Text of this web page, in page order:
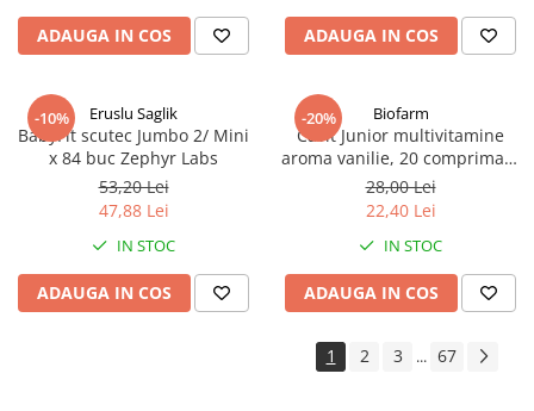
ADAUGA IN COS ADAUGA IN COS
-10% Eruslu Saglik
BabyFit scutec Jumbo 2/ Mini
x 84 buc Zephyr Labs
53,20 Lei
47,88 Lei
IN STOC
ADAUGA IN COS
-20% Biofarm
Cavit Junior multivitamine
aroma vanilie, 20 comprimate
masticabile Zephyr Labs
28,00 Lei
22,40 Lei
IN STOC
ADAUGA IN COS
1 2 3 ... 67